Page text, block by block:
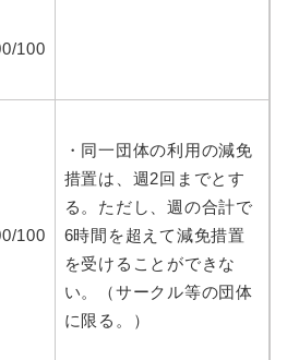
100
100
・同一団体の利用の減免
措置は、週2回までとす
る。ただし、週の合計で
6時間を超えて減免措置
を受けることができな
い。（サークル等の団体
に限る。）